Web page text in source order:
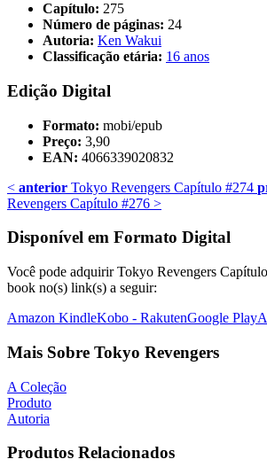
Capítulo: 275
Número de páginas: 24
Autoria: Ken Wakui
Classificação etária: 16 anos
Edição Digital
Formato: mobi/epub
Preço: 3,90
EAN: 4066339020832
< anterior Tokyo Revengers Capítulo #274
Revengers Capítulo #276 >
Disponível em Formato Digital
Você pode adquirir Tokyo Revengers
book no(s) link(s) a seguir:
Amazon KindleKobo - RakutenGoogle Play
Mais Sobre Tokyo Revengers
A Coleção
Produto
Autoria
Produtos Relacionados